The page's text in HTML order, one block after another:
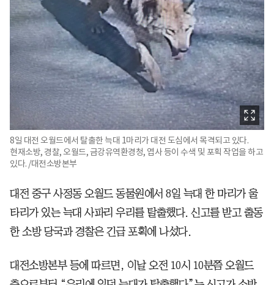
8일 대전 오월드에서 탈출한 늑대 1마리가 대전 도심에서 목격되고 있다.
현재소방, 경찰, 오월드, 금강유역환경청, 엽사 등이 수색 및 포획 작업을 하고
있다. /대전소방본부
대전 중구 사정동 오월드 동물원에서 8일 늑대 한 마리가 울
타리가 있는 늑대 사파리 우리를 탈출했다. 신고를 받고 출동
한 소방 당국과 경찰은 긴급 포획에 나섰다.
대전소방본부 등에 따르면, 이날 오전 10시 10분쯤 오월드